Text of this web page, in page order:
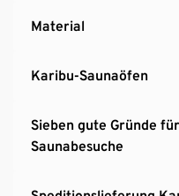
Exklusives Set für
Material
Karibu-Saunaöfen
Sieben gute Gründe
Saunabesuche